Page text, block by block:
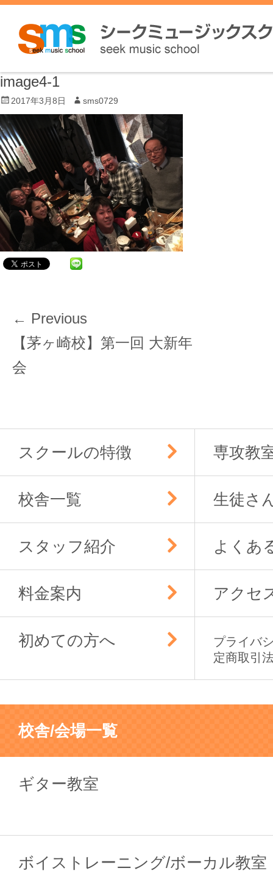
image4-1
P
o
s
t
e
d
2017年3月8日
A
u
h
r
sms0729
投
稿
ナ
ビ
シ
ョ
← Previous
Previous
post:
【茅ヶ崎校】第一回 大新年
会
スクールの特徴 専攻教
校舎一覧 生徒さ
スタッフ紹介 よくあ
料金案内 アクセ
初めての方へ
プライバ
定商取引
校舎/会場一覧
ギター教室
ボイストレーニング/ボーカル教室